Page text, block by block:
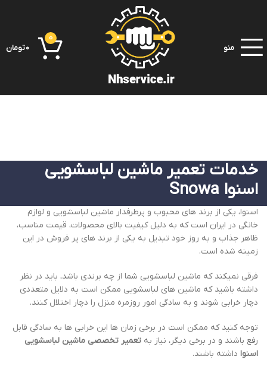
منو
0
0تومان
خدمات تعمیر ماشین لباسشویی
اسنوا Snowa
اسنوا، یکی از برند های محبوب و پرطرفدار ماشین لباسشویی و لوازم
خانگی در ایران است که به دلیل کیفیت بالای محصولات، قیمت مناسب،
ظاهر جذاب و به روز خود تبدیل به یکی از برند های پر فروش در این
زمینه شده است.
فرقی نمیکند که ماشین لباسشویی شما از چه برندی باشد، باید در نظر
داشته باشید که ماشین های لباسشویی ممکن است به دلایل متعددی
دچار خرابی شوند و به سادگی امور روزمره منزل را دچار اختلال کنند.
توجه کنید که ممکن است در برخی زمان ها این خرابی ها به سادگی قابل
رفع باشند و در برخی دیگر، نیاز به تعمیر تخصصی ماشین لباسشویی
اسنوا داشته باشند.